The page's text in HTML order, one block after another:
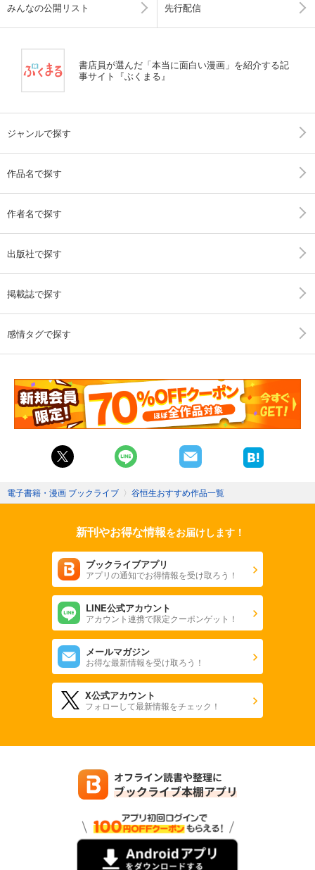
みんなの公開リスト 先行配信
書店員が選んだ「本当に面白い漫画」を紹介する記
事サイト『ぶくまる』
ジャンルで探す
作品名で探す
作者名で探す
出版社で探す
掲載誌で探す
感情タグで探す
電子書籍・漫画 ブックライブ 〉 谷恒生おすすめ作品一覧
新刊やお得な情報をお届けします！
ブックライブアプリ
アプリの通知でお得情報を受け取ろう！
LINE公式アカウント
アカウント連携で限定クーポンゲット！
メールマガジン
お得な最新情報を受け取ろう！
X公式アカウント
フォローして最新情報をチェック！